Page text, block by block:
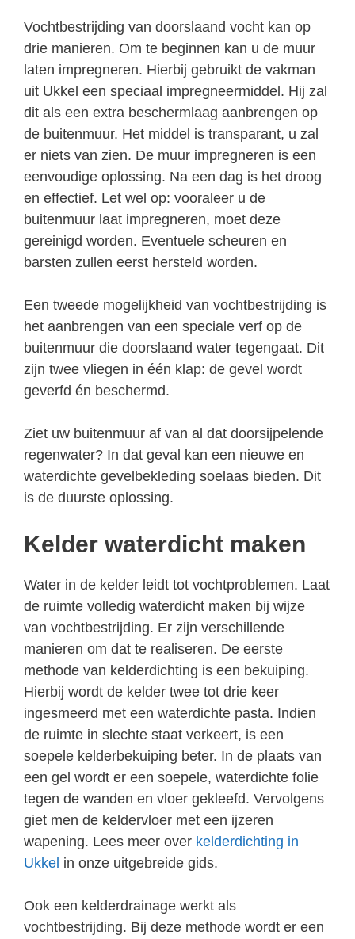
Vochtbestrijding van doorslaand vocht kan op
drie manieren. Om te beginnen kan u de muur
laten impregneren. Hierbij gebruikt de vakman
uit Ukkel een speciaal impregneermiddel. Hij zal
dit als een extra beschermlaag aanbrengen op
de buitenmuur. Het middel is transparant, u zal
er niets van zien. De muur impregneren is een
eenvoudige oplossing. Na een dag is het droog
en effectief. Let wel op: vooraleer u de
buitenmuur laat impregneren, moet deze
gereinigd worden. Eventuele scheuren en
barsten zullen eerst hersteld worden.
Een tweede mogelijkheid van vochtbestrijding is
het aanbrengen van een speciale verf op de
buitenmuur die doorslaand water tegengaat. Dit
zijn twee vliegen in één klap: de gevel wordt
geverfd én beschermd.
Ziet uw buitenmuur af van al dat doorsijpelende
regenwater? In dat geval kan een nieuwe en
waterdichte gevelbekleding soelaas bieden. Dit
is de duurste oplossing.
Kelder waterdicht maken
Water in de kelder leidt tot vochtproblemen. Laat
de ruimte volledig waterdicht maken bij wijze
van vochtbestrijding. Er zijn verschillende
manieren om dat te realiseren. De eerste
methode van kelderdichting is een bekuiping.
Hierbij wordt de kelder twee tot drie keer
ingesmeerd met een waterdichte pasta. Indien
de ruimte in slechte staat verkeert, is een
soepele kelderbekuiping beter. In de plaats van
een gel wordt er een soepele, waterdichte folie
tegen de wanden en vloer gekleefd. Vervolgens
giet men de keldervloer met een ijzeren
wapening. Lees meer over kelderdichting in
Ukkel in onze uitgebreide gids.
Ook een kelderdrainage werkt als
vochtbestrijding. Bij deze methode wordt er een